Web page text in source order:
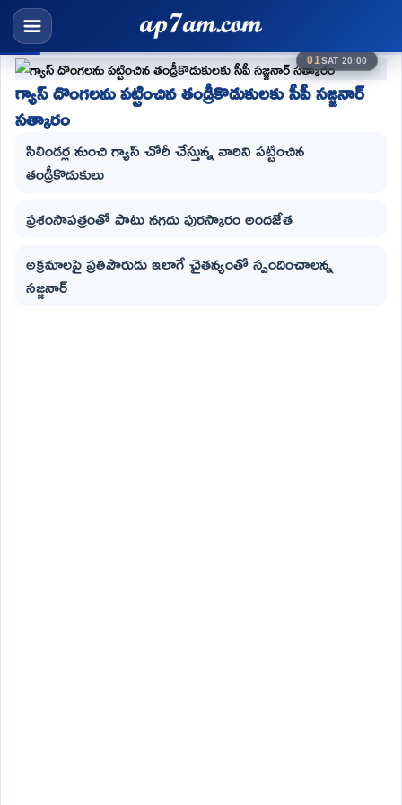
01SAT 20:00
గ్యాస్ దొంగలను పట్టించిన తండ్రీకొడుకులకు సీపీ సజ్జనార్
సత్కారం
సిలిండర్ల నుంచి గ్యాస్ చోరీ చేస్తున్న వారిని పట్టించిన
తండ్రీకొడుకులు
ప్రశంసాపత్రంతో పాటు నగదు పురస్కారం అందజేత
అక్రమాలపై ప్రతిపౌరుడు ఇలాగే చైతన్యంతో స్పందించాలన్న
సజ్జనార్